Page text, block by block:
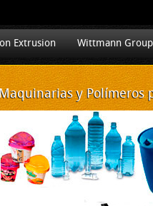
Extrusion Wittmann Group
y Polímeros